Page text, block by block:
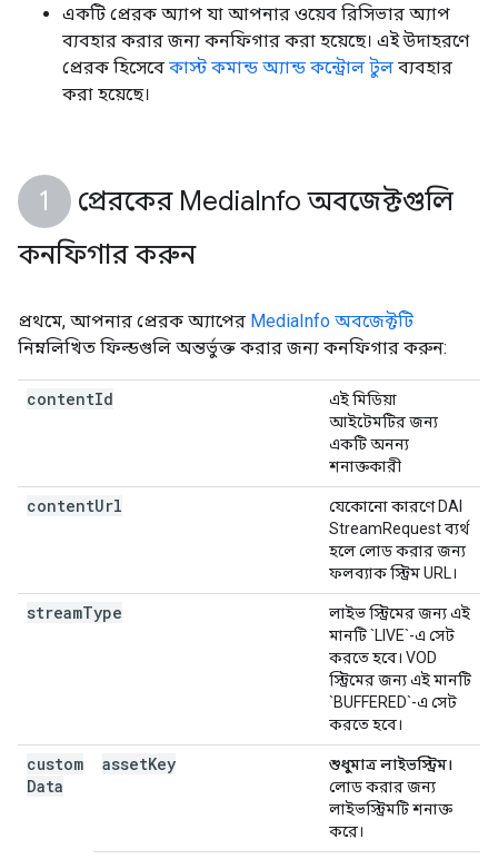
একটি প্রেরক অ্যাপ যা আপনার ওয়েব রিসিভার অ্যাপ
ব্যবহার করার জন্য কনফিগার করা হয়েছে। এই উদাহরণে
প্রেরক হিসেবে কাস্ট কমান্ড অ্যান্ড কন্ট্রোল টুল ব্যবহার
করা হয়েছে।
প্রেরকের MediaInfo অবজেক্টগুলি
কনফিগার করুন
প্রথমে, আপনার প্রেরক অ্যাপের MediaInfo অবজেক্টটি
নিম্নলিখিত ফিল্ডগুলি অন্তর্ভুক্ত করার জন্য কনফিগার করুন:
contentId
এই মিডিয়া
আইটেমটির জন্য
একটি অনন্য
শনাক্তকারী
contentUrl
যেকোনো কারণে DAI
StreamRequest ব্যর্থ
হলে লোড করার জন্য
ফলব্যাক স্ট্রিম URL।
streamType
লাইভ স্ট্রিমের জন্য এই
মানটি `LIVE`-এ সেট
করতে হবে। VOD
স্ট্রিমের জন্য এই মানটি
`BUFFERED`-এ সেট
করতে হবে।
custom
Data
assetKey
শুধুমাত্র লাইভস্ট্রিম।
লোড করার জন্য
লাইভস্ট্রিমটি শনাক্ত
করে।